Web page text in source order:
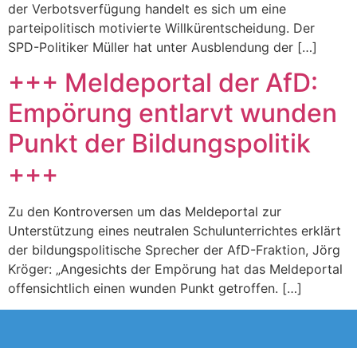
der Verbotsverfügung handelt es sich um eine
parteipolitisch motivierte Willkürentscheidung. Der
SPD-Politiker Müller hat unter Ausblendung der […]
+++ Meldeportal der AfD:
Empörung entlarvt wunden
Punkt der Bildungspolitik
+++
Zu den Kontroversen um das Meldeportal zur
Unterstützung eines neutralen Schulunterrichtes erklärt
der bildungspolitische Sprecher der AfD-Fraktion, Jörg
Kröger: „Angesichts der Empörung hat das Meldeportal
offensichtlich einen wunden Punkt getroffen. […]